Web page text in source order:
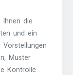
Ihnen die
und ein
Muster
Kontrolle